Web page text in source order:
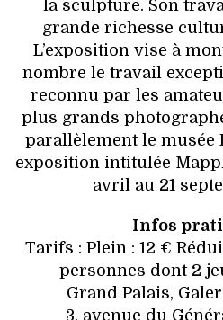
la sculpture. Son
grande richesse
L’exposition vise à
nombre le travail
reconnu par les
plus grands
parallèlement le musée
exposition intitulée
avril au 21
Infos
Tarifs : Plein : 12 €
personnes dont 2
Grand Palais,
3, avenue du